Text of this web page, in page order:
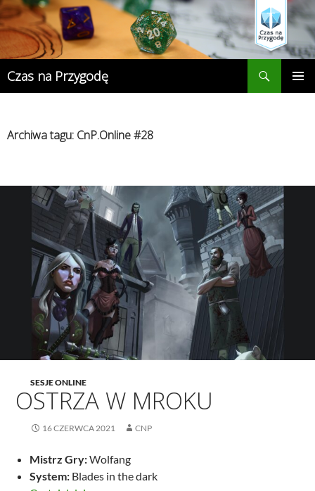
Przejdź
do
treści
Czas na Przygodę
Archiwa tagu: CnP.Online #28
SESJE ONLINE
OSTRZA W MROKU
16 CZERWCA 2021 CNP
Mistrz Gry:Wolfang
System: Blades in the dark